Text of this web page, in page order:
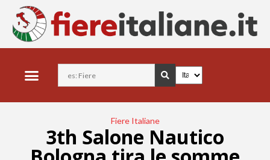
Fiere Italiane
3th Salone Nautico